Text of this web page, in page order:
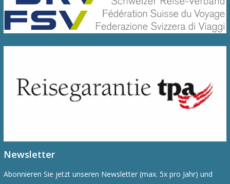
Newsletter
Abonnieren Sie jetzt unseren Newsletter (max. 5x pro Jahr) und